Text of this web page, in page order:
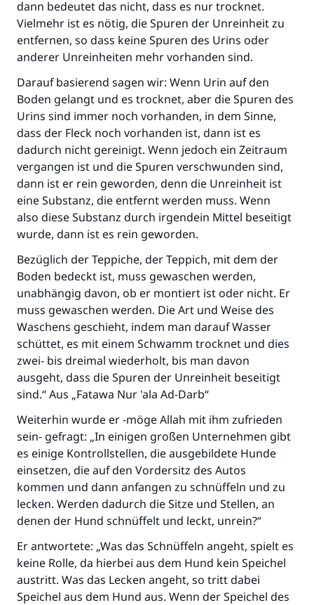
dann bedeutet das nicht, dass es nur trocknet.
Vielmehr ist es nötig, die Spuren der Unreinheit zu
entfernen, so dass keine Spuren des Urins oder
anderer Unreinheiten mehr vorhanden sind.
Darauf basierend sagen wir: Wenn Urin auf den
Boden gelangt und es trocknet, aber die Spuren des
Urins sind immer noch vorhanden, in dem Sinne,
dass der Fleck noch vorhanden ist, dann ist es
dadurch nicht gereinigt. Wenn jedoch ein Zeitraum
vergangen ist und die Spuren verschwunden sind,
dann ist er rein geworden, denn die Unreinheit ist
eine Substanz, die entfernt werden muss. Wenn
also diese Substanz durch irgendein Mittel beseitigt
wurde, dann ist es rein geworden.
Bezüglich der Teppiche, der Teppich, mit dem der
Boden bedeckt ist, muss gewaschen werden,
unabhängig davon, ob er montiert ist oder nicht. Er
muss gewaschen werden. Die Art und Weise des
Waschens geschieht, indem man darauf Wasser
schüttet, es mit einem Schwamm trocknet und dies
zwei- bis dreimal wiederholt, bis man davon
ausgeht, dass die Spuren der Unreinheit beseitigt
sind.“ Aus „Fatawa Nur 'ala Ad-Darb“
Weiterhin wurde er -möge Allah mit ihm zufrieden
sein- gefragt: „In einigen großen Unternehmen gibt
es einige Kontrollstellen, die ausgebildete Hunde
einsetzen, die auf den Vordersitz des Autos
kommen und dann anfangen zu schnüffeln und zu
lecken. Werden dadurch die Sitze und Stellen, an
denen der Hund schnüffelt und leckt, unrein?“
Er antwortete: „Was das Schnüffeln angeht, spielt es
keine Rolle, da hierbei aus dem Hund kein Speichel
austritt. Was das Lecken angeht, so tritt dabei
Speichel aus dem Hund aus. Wenn der Speichel des
Die Antwort Nr. 110845 rettete eine
Ehe.
Unterstütze die Arbeit von Islam Q&A
Der Prophet -Allahs Segen und Frieden auf
ihm- sagte:
"Wer zum Guten aufruft, hat den Lohn
desjenigen, der sie durchführt."
(MUSLIM 1893)
Beitrag dazu